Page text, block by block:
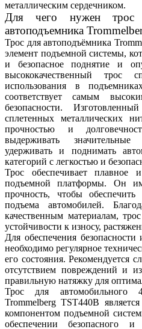
металлическим сердечником.
Для чего нужен трос
автоподъемника
Трос для автоподъёмника
элемент подъемной системы,
и безопасное поднятие и
высококачественный трос
использования в
соответствует самым
безопасности.
сплетенных металлических
прочностью и
выдерживать
удерживать и поднимать
категорий с легкостью и
Трос обеспечивает плавное
подъемной платформы. Он
прочность, чтобы
подъема автомобилей.
качественным материалам,
устойчивости к износу,
Для обеспечения
необходимо регулярное
его состояния. Рекомендуется
отсутствием повреждений и
правильную натяжку для
Трос для автомобильного
Trommelberg TST440B
компонентом подъемной
обеспечении безопасного